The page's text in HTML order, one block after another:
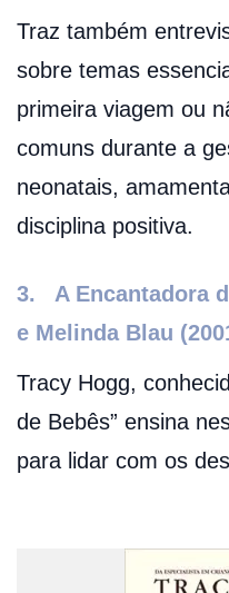
Traz também
sobre temas
primeira viagem ou
comuns durante a
neonatais,
disciplina positiva.
3.
A Encantadora
e Melinda Blau
Tracy Hogg,
de Bebês” ensina
para lidar com os